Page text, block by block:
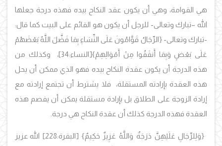
هي القوامة، وهي أن يكون عقد النكاح بيده فهذه درجة جعلها
الله –تبارك وتعالى- للرجل أن يكون هو القائم على البيت كما قال:
-تبارك وتعالى-{الرِّجَالُ قَوَّامُونَ عَلَى النِّسَاءِ بِمَا فَضَّلَ اللَّهُ بَعْضَهُمْ
عَلَى بَعْضٍ وَبِمَا أَنفَقُوا مِنْ أَمْوَالِهِمْ}[النساء:34]
، وكذلك من
هذه الدرجة أن يكون عقدة النكاح بيده فهو الذي ممكن أن يحل
هذه العقدة بإرادته المستقلة، فلا يشترط أن تجتمع إرادته مع
إرادة الزوجة على الطلاق بل بإرادة مستقلة يمكن أن يفصم هذه
العقدة فهذه الدرجة كذلك أن عقدة النكاح هي درجة.
{وَلِلرِّجَالِ عَلَيْهِنَّ دَرَجَةٌ وَاللَّهُ عَزِيزٌ حَكِيمٌ} [البقرة:228]
الله عزيز